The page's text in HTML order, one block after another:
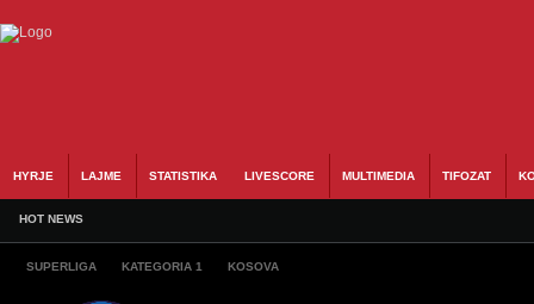
HYRJE LAJME STATISTIKA LIVESCORE MULTIMEDIA TIFOZAT
HOT NEWS
SUPERLIGA KATEGORIA 1 KOSOVA